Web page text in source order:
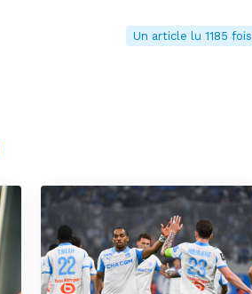
Un article lu 1185 fois